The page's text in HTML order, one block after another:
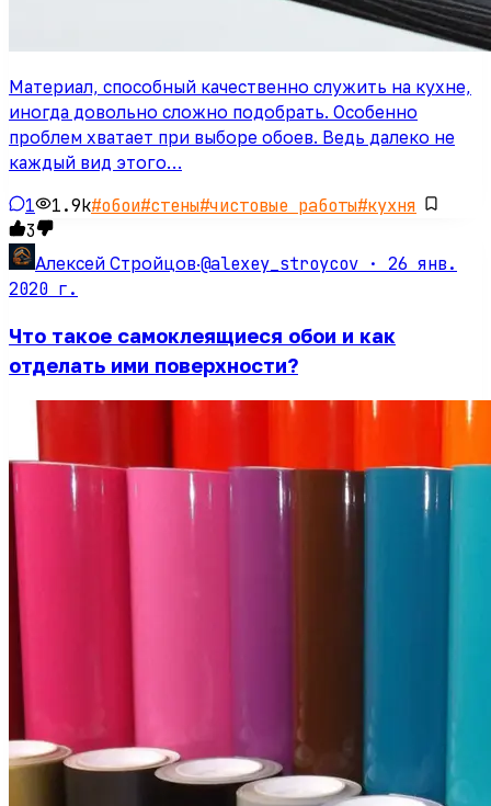
Материал, способный качественно служить на кухне,
иногда довольно сложно подобрать. Особенно
проблем хватает при выборе обоев. Ведь далеко не
каждый вид этого…
1 1.9k#обои#стены#чистовые работы#кухня
3
Алексей Стройцов·@alexey_stroycov · 26 янв.
2020 г.
Что такое самоклеящиеся обои и как
отделать ими поверхности?